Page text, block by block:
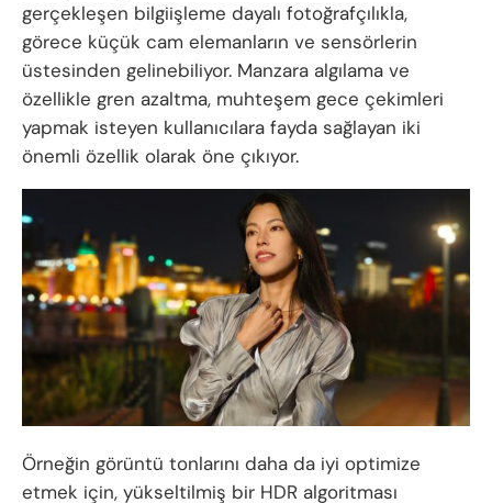
gerçekleşen bilgiişleme dayalı fotoğrafçılıkla,
görece küçük cam elemanların ve sensörlerin
üstesinden gelinebiliyor. Manzara algılama ve
özellikle gren azaltma, muhteşem gece çekimleri
yapmak isteyen kullanıcılara fayda sağlayan iki
önemli özellik olarak öne çıkıyor.
Örneğin görüntü tonlarını daha da iyi optimize
etmek için, yükseltilmiş bir HDR algoritması